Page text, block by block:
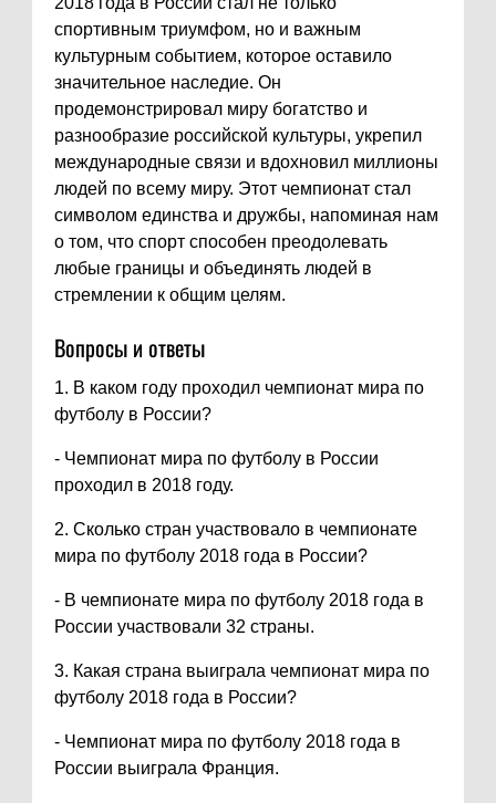
спортивным триумфом, но и важным
культурным событием, которое оставило
значительное наследие. Он
продемонстрировал миру богатство и
разнообразие российской культуры, укрепил
международные связи и вдохновил миллионы
людей по всему миру. Этот чемпионат стал
символом единства и дружбы, напоминая нам
о том, что спорт способен преодолевать
любые границы и объединять людей в
стремлении к общим целям.
Вопросы и ответы
1. В каком году проходил чемпионат мира по
футболу в России?
- Чемпионат мира по футболу в России
проходил в 2018 году.
2. Сколько стран участвовало в чемпионате
мира по футболу 2018 года в России?
- В чемпионате мира по футболу 2018 года в
России участвовали 32 страны.
3. Какая страна выиграла чемпионат мира по
футболу 2018 года в России?
- Чемпионат мира по футболу 2018 года в
России выиграла Франция.